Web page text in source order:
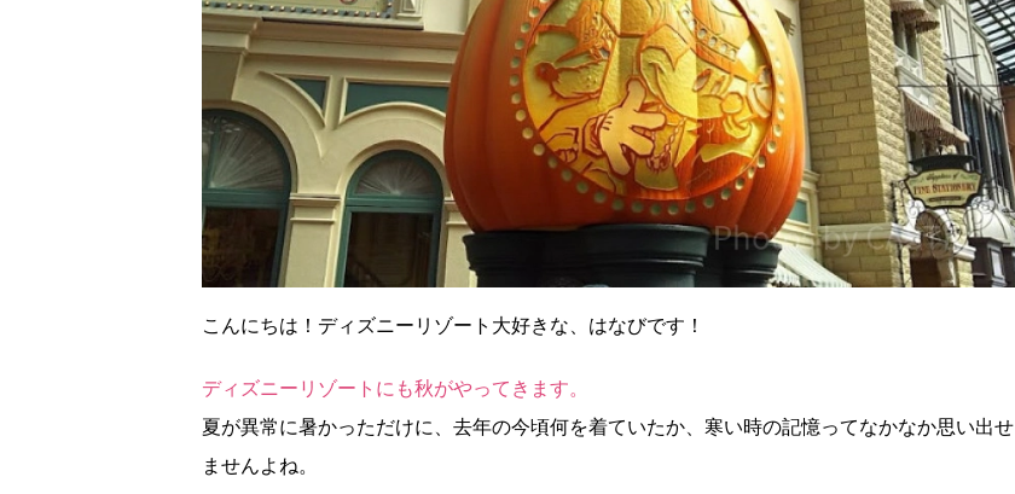
こんにちは！ディズニーリゾート大好きな、はなびです！
ディズニーリゾートにも秋がやってきます。
夏が異常に暑かっただけに、去年の今頃何を着ていたか、寒い時の記憶ってなかなか思い出せ
ませんよね。